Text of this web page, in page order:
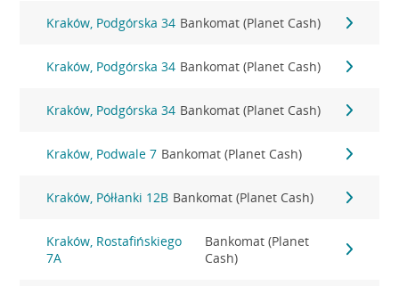
Kraków, Podgórska 34 Bankomat (Planet Cash)
Kraków, Podgórska 34 Bankomat (Planet Cash)
Kraków, Podgórska 34 Bankomat (Planet Cash)
Kraków, Podwale 7 Bankomat (Planet Cash)
Kraków, Półłanki 12B Bankomat (Planet Cash)
Kraków, Rostafińskiego
7A
Bankomat (Planet
Cash)